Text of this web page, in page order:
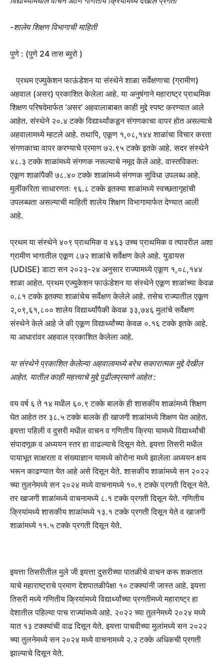
-शालेय शिक्षण विभागाची माहिती
पुणे : (पुणे 24 तास ब्युरो )
प्रथम एज्युकेशन फाऊंडेशन या संस्थेने शाळा सर्वेक्षणाचा (ग्रामीण)
अहवाल (असर) प्रकाशित केलेला आहे. या अनुषंगाने महाराष्ट्र प्राथमिक
शिक्षण परिषदेमार्फत ‘असर’ अहवालाबाबत काही मुद्दे स्पष्ट करण्यात आले
आहेत. संस्थेने २०.४ टक्के विद्यार्थ्यांकडून संगणकाचा वापर होत असल्याचे
अहवालामध्ये म्हटले आहे. तथापि, एकूण १,०८,१४४ शाळांचा विचार करता
संगणकाचा वापर करण्याचे प्रमाण ७२.९५ टक्के इतके आहे. सदर संस्थेने
४८.३ टक्के शाळांमध्ये संगणक नसल्याचे नमूद केले आहे. वास्तविकतः
एकूण शाळांपैकी ७८.४० टक्के शाळांमध्ये संगणक सुविधा उपलब्ध आहे.
मुलींकरिता साधारणतः ९६.८ टक्के इतक्या शाळांमध्ये स्वच्छतागृहांची
उपलब्धता असल्याची माहिती शालेय शिक्षण विभागामार्फत देण्यात आली
आहे.
प्रथम या संस्थेने ४०९ प्राथमिक व ४६३ उच्च प्राथमिक व त्यावरील अशा
ग्रामीण भागातील एकूण ८७२ शाळांचे सर्वेक्षण केले आहे. युडायस
(UDISE) डाटा सन २०२३-२४ अनुसार राज्यामध्ये एकूण १,०८,१४४
शाळा आहेत. प्रथम एज्युकेशन फाऊंडेशन या संस्थेने एकूण शाळांच्या केवळ
०.८१ टक्के इतक्या शाळांचेच सर्वेक्षण केलेले आहे. तसेच राज्यातील एकूण
२,०९,६१,८०० शालेय विद्यार्थ्यांपैकी केवळ ३३,७४६ मुलांचे सर्वेक्षण
संस्थेने केले आहे जे की एकूण विद्यार्थ्यांच्या केवळ ०.१६ टक्के इतके आहे.
या आधारांवर अहवाल प्रकाशित केलेला आहे.
या संस्थेने प्रकाशित केलेल्या अहवालामध्ये बरेच सकारात्मक मुद्दे देखील
आहेत. यातील काही महत्त्वाचे मुद्दे पुढीलप्रमाणे आहेत :
वय वर्ष ६ ते १४ मधील ६०.९ टक्के बालके ही शासकीय शाळांमध्ये शिक्षण
घेत आहेत तर ३८.५ टक्के बालके ही खाजगी शाळांमध्ये शिक्षण घेत आहेत.
इयत्ता पहिली व दुसरी मधील वाचन व गणितीय क्रिया यामध्ये विद्यार्थ्यांची
संपादणूक व अध्ययन स्तर हा वाढल्याचे दिसून येते. इयत्ता तिसरी मधील
पायाभूत साक्षरता व संख्याज्ञान यामध्ये कोरोना मध्ये झालेला अध्ययन क्षय
भरून काढण्यात येत आहे असे दिसून येते. शासकीय शाळांमध्ये सन २०२२
च्या तुलनेमध्ये सन २०२४ मध्ये वाचनामध्ये १०.९ टक्के प्रगती दिसून येते.
तर खाजगी शाळांमध्ये वाचनामध्ये ८.१ टक्के प्रगती दिसून येते. गणितीय
क्रियांमध्ये शासकीय शाळांमध्ये १३.१ टक्के प्रगती दिसून येते व खाजगी
शाळांमध्ये ११.५ टक्के प्रगती दिसून येते.
इयत्ता तिसरीतील मुले जी इयत्ता दुसरीच्या पातळीचे वाचन करू शकतात
याचे महाराष्ट्राचे प्रमाण देशपातळीपेक्षा १० टक्क्यांनी जास्त आहे. इयत्ता
तिसरी मध्ये गणितीय क्रियांमध्ये विद्यार्थ्यांच्या प्रगतीमध्ये महाराष्ट्र हा
देशातील पहिल्या पाच राज्यांमध्ये आहे. २०२२ च्या तुलनेमध्ये २०२४ मध्ये
यात १३ टक्क्यांची वाढ दिसून येते. इयत्ता पाचवीच्या मुलांमध्ये सन २०२२
च्या तुलनेमध्ये सन २०२४ मध्ये वाचनामध्ये २.२ टक्के अधिकची प्रगती
झाल्याचे दिसून येते.